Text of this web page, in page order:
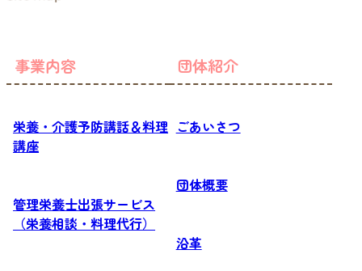
事業内容
栄養・介護予防講話＆料理
講座
管理栄養士出張サービス
（栄養相談・料理代行）
団体紹介
ごあいさつ
団体概要
沿革